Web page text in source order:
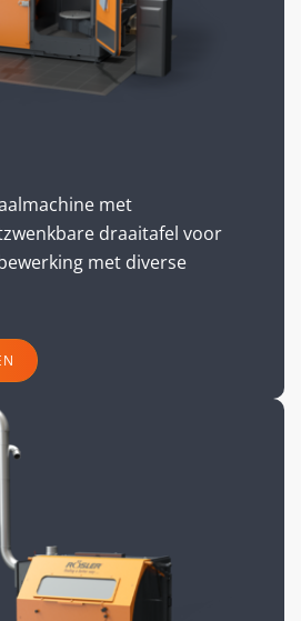
met
draaitafel voor
met diverse